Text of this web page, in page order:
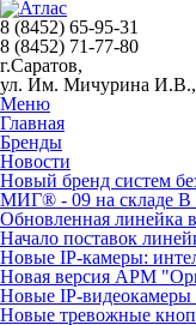
8 (8452) 65-95-31
8 (8452) 71-77-80
г.Саратов,
ул. Им. Мичурина И.В.,
Меню
Главная
Бренды
Новости
Новый бренд систем
МИГ® - 09 на складе
Обновленная линейка
Начало поставок
Новые IP-камеры:
Новая версия АРМ
Новые IP-видеокамеры
Новые тревожные